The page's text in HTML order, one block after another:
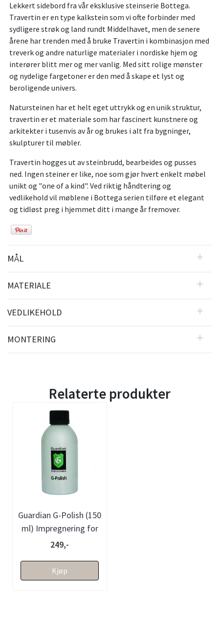
Lekkert sidebord fra vår eksklusive steinserie Bottega.
Travertin er en type kalkstein som vi ofte forbinder med
sydligere strøk og land rundt Middelhavet, men de senere
årene har trenden med å bruke Travertin i kombinasjon med
treverk og andre naturlige materialer i nordiske hjem og
interører blitt mer og mer vanlig. Med sitt rolige mønster
og nydelige fargetoner er den med å skape et lyst og
beroligende univers.
Natursteinen har et helt eget uttrykk og en unik struktur,
travertin er et materiale som har fascinert kunstnere og
arkitekter i tusenvis av år og brukes i alt fra bygninger,
skulpturer til møbler.
Travertin hogges ut av steinbrudd, bearbeides og pusses
ned. Ingen steiner er like, noe som gjør hvert enkelt møbel
unikt og "one of a kind". Ved riktig håndtering og
vedlikehold vil møblene i Bottega serien tilføre et elegant
og tidløst preg i hjemmet ditt i mange år fremover.
MÅL
MATERIALE
VEDLIKEHOLD
MONTERING
Relaterte produkter
Guardian G-Polish (150
ml) Impregnering for
stein
249,-
Kjøp